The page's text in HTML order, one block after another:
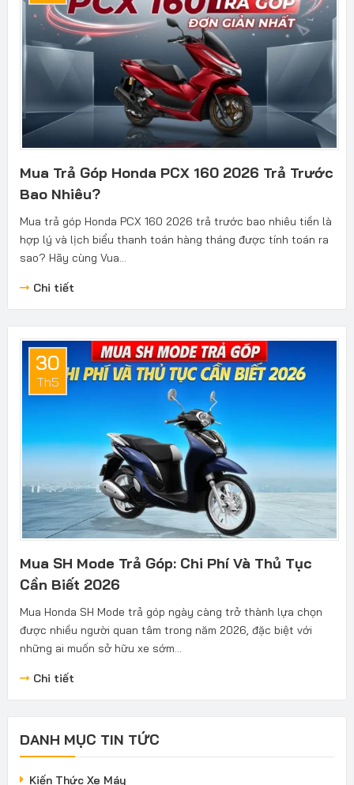
Mua Trả Góp Honda PCX 160 2026 Trả Trước
Bao Nhiêu?
Mua trả góp Honda PCX 160 2026 trả trước bao nhiêu tiền là
hợp lý và lịch biểu thanh toán hàng tháng được tính toán ra
sao? Hãy cùng Vua...
Chi tiết
30
Th5
Mua SH Mode Trả Góp: Chi Phí Và Thủ Tục
Cần Biết 2026
Mua Honda SH Mode trả góp ngày càng trở thành lựa chọn
được nhiều người quan tâm trong năm 2026, đặc biệt với
những ai muốn sở hữu xe sớm...
Chi tiết
DANH MỤC TIN TỨC
Kiến Thức Xe Máy